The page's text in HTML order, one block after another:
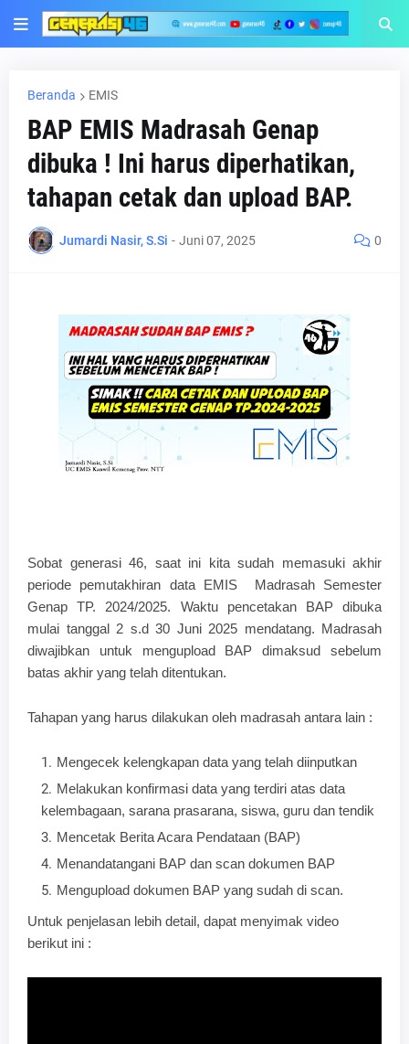
Beranda EMIS
BAP EMIS Madrasah Genap
dibuka ! Ini harus diperhatikan,
tahapan cetak dan upload BAP.
Jumardi Nasir, S.Si - Juni 07, 2025 0
Sobat generasi 46, saat ini kita sudah memasuki akhir
periode pemutakhiran data EMIS Madrasah Semester
Genap TP. 2024/2025. Waktu pencetakan BAP dibuka
mulai tanggal 2 s.d 30 Juni 2025 mendatang. Madrasah
diwajibkan untuk mengupload BAP dimaksud sebelum
batas akhir yang telah ditentukan.
Tahapan yang harus dilakukan oleh madrasah antara lain :
Mengecek kelengkapan data yang telah diinputkan
Melakukan konfirmasi data yang terdiri atas data
kelembagaan, sarana prasarana, siswa, guru dan tendik
Mencetak Berita Acara Pendataan (BAP)
Menandatangani BAP dan scan dokumen BAP
Mengupload dokumen BAP yang sudah di scan.
Untuk penjelasan lebih detail, dapat menyimak video
berikut ini :